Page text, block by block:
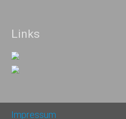
Links
Impressum